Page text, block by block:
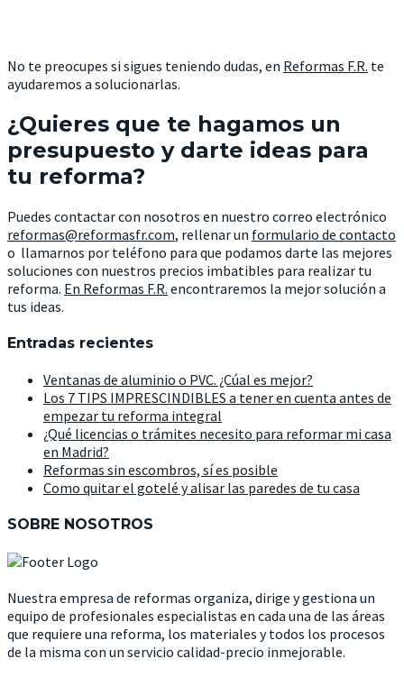
No te preocupes si sigues teniendo dudas, en Reformas F.R. te
ayudaremos a solucionarlas.
¿Quieres que te hagamos un
presupuesto y darte ideas para
tu reforma?
Puedes contactar con nosotros en nuestro correo electrónico
reformas@reformasfr.com, rellenar un formulario de contacto
o llamarnos por teléfono para que podamos darte las mejores
soluciones con nuestros precios imbatibles para realizar tu
reforma. En Reformas F.R. encontraremos la mejor solución a
tus ideas.
Entradas recientes
Ventanas de aluminio o PVC. ¿Cúal es mejor?
Los 7 TIPS IMPRESCINDIBLES a tener en cuenta antes de
empezar tu reforma integral
¿Qué licencias o trámites necesito para reformar mi casa
en Madrid?
Reformas sin escombros, sí es posible
Como quitar el gotelé y alisar las paredes de tu casa
SOBRE NOSOTROS
Nuestra empresa de reformas organiza, dirige y gestiona un
equipo de profesionales especialistas en cada una de las áreas
que requiere una reforma, los materiales y todos los procesos
de la misma con un servicio calidad-precio inmejorable.